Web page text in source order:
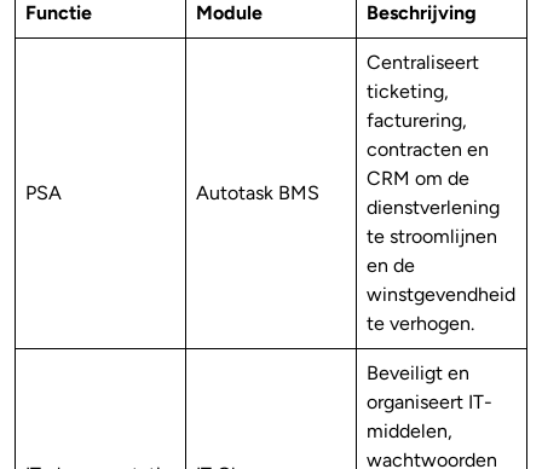
Functie Module Beschrijving
PSA Autotask BMS
Centraliseert
ticketing,
facturering,
contracten en
CRM om de
dienstverlening
te stroomlijnen
en de
winstgevendheid
te verhogen.
Beveiligt en
organiseert IT-
middelen,
wachtwoorden